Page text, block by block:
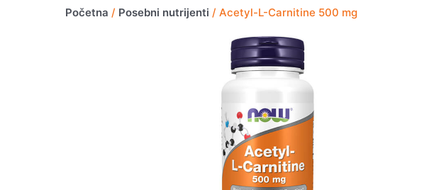
Početna / Posebni nutrijenti / Acetyl-L-Carnitine 500 mg